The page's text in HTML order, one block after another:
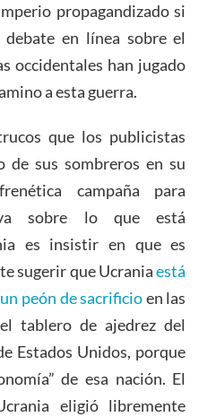
propagandizado si
en línea sobre el
occidentales han jugado
a esta guerra.
que los publicistas
de sus sombreros en su
campaña para
sobre lo que está
es insistir en que es
sugerir que Ucraniaestá
peón de sacrificioen las
tablero de ajedrez del
Estados Unidos, porque
de esa nación. El
eligió libremente